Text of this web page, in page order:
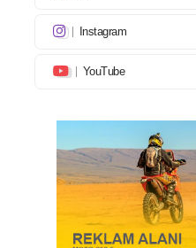
Instagram
YouTube